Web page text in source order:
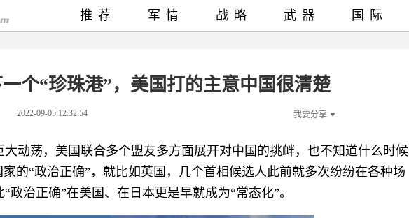
个“珍珠港”，美国打的主意中国很清楚
2022-09-05 12:32:54 我要分享
大动荡，美国联合多个盟友多方面展开对中国的挑衅，也不知道什么时候
的“政治正确”，就比如英国，几个首相候选人此前就多次纷纷在各种场
政治正确”在美国、在日本更是早就成为“常态化”。
推荐 军情 战略 武器 国际